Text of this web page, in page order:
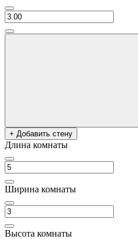
+ Добавить стену
Длина комнаты
Ширина комнаты
Высота комнаты